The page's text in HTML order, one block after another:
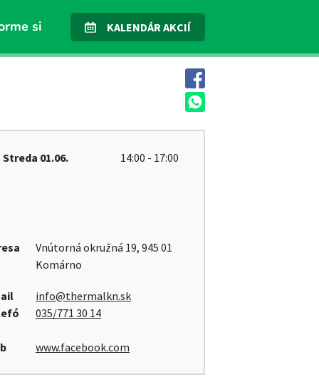
si KALENDÁR AKCIÍ
Streda 01.06. 14:00 - 17:00
Vnútorná okružná 19, 945 01
Komárno
info@thermalkn.sk
035/771 30 14
www.facebook.com